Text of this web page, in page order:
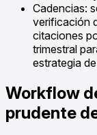
Cadencias:
verificación
citaciones
trimestral
estrategia
Workflow
prudente